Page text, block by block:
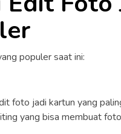
populer saat ini:
foto jadi kartun yang
yang bisa membuat